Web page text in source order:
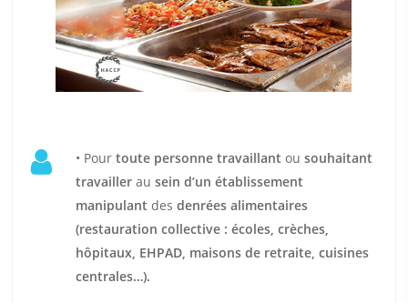
• Pour toute personne travaillant ou souhaitant
travailler au sein d’un établissement
manipulant des denrées alimentaires
(restauration collective : écoles, crèches,
hôpitaux, EHPAD, maisons de retraite, cuisines
centrales…).